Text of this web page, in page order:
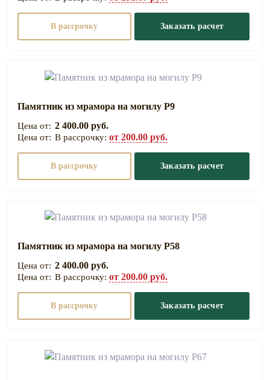
В рассрочку Заказать расчет
Памятник из мрамора на могилу Р9
2 400.00 руб.
В рассрочку: от 200.00 руб.
В рассрочку Заказать расчет
Памятник из мрамора на могилу Р58
2 400.00 руб.
В рассрочку: от 200.00 руб.
В рассрочку Заказать расчет